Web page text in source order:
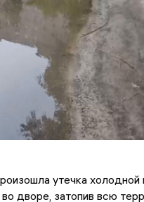
утечка
дворе, затопив всю